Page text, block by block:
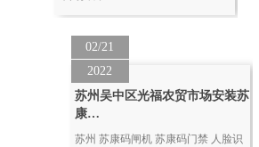
02/21
2022
苏州吴中区光福农贸市场安装苏
康…
苏州 苏康码闸机 苏康码门禁 人脸识